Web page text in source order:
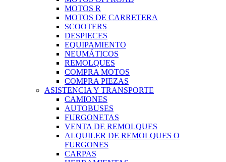
MOTOS R
MOTOS DE CARRETERA
SCOOTERS
DESPIECES
EQUIPAMIENTO
NEUMÁTICOS
REMOLQUES
COMPRA MOTOS
COMPRA PIEZAS
ASISTENCIA Y TRANSPORTE
CAMIONES
AUTOBUSES
FURGONETAS
VENTA DE REMOLQUES
ALQUILER DE REMOLQUES O
FURGONES
CARPAS